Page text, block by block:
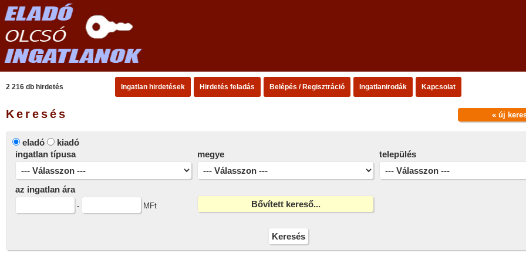
2 216 db hirdetés Ingatlan hirdetések Hirdetés feladás Belépés / Regisztráció Ingatlanirodák Kapcsolat
« új
Keresés
eladó
kiadó
ingatlan típusa
megye település
az ingatlan ára
- MFt